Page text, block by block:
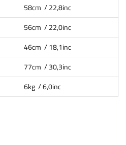
58cm / 22,8inc
56cm / 22,0inc
46cm / 18,1inc
77cm / 30,3inc
6kg / 6,0inc